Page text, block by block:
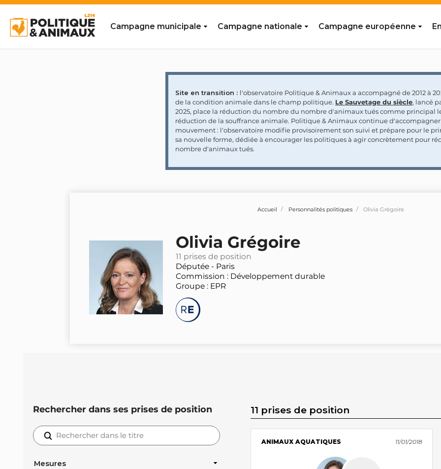
Campagne municipale Campagne nationale Campagne européenne
Site en transition : l'observatoire Politique & Animaux a accompagné de 2012 à
de la condition animale dans le champ politique. Le Sauvetage du siècle, lancé
2025, place la réduction du nombre du nombre d'animaux tués comme principal
réduction de la souffrance animale. Politique & Animaux continue d'accompagner
mouvement : l'observatoire modifie provisoirement son suivi et prépare pour le
sa nouvelle forme, dédiée à encourager les politiques à agir concrètement pour
nombre d'animaux tués.
Accueil Personnalités politiques Olivia Grégoire
Olivia Grégoire
11 prises de position
Députée - Paris
Commission : Développement durable
Groupe : EPR
Rechercher dans ses prises de position
Mesures
11 prises de position
ANIMAUX AQUATIQUES 11/01/2018